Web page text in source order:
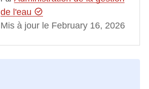
de l'eau
Mis à jour le February 16, 2026